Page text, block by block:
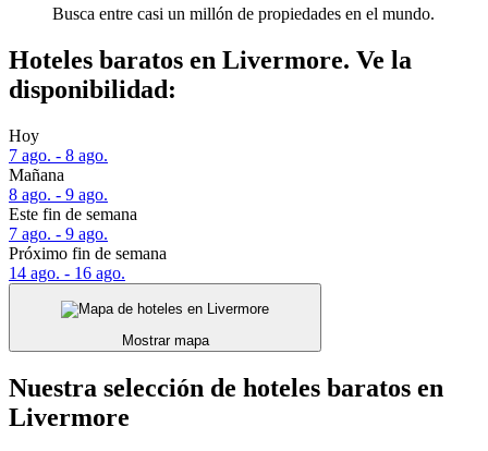
Busca entre casi un millón de propiedades en el mundo.
Hoteles baratos en Livermore. Ve la
disponibilidad:
Hoy
7 ago. - 8 ago.
Mañana
8 ago. - 9 ago.
Este fin de semana
7 ago. - 9 ago.
Próximo fin de semana
14 ago. - 16 ago.
Mostrar mapa
Nuestra selección de hoteles baratos en
Livermore